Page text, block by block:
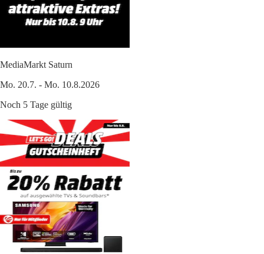
MediaMarkt Saturn
Mo. 20.7. - Mo. 10.8.2026
Noch 5 Tage gültig